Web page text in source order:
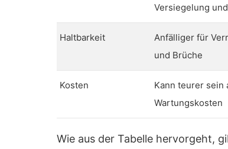
Versiegelung
Haltbarkeit
Anfälliger für
und Brüche
Kosten
Kann teurer sein
Wartungskosten
Wie aus der Tabelle hervorgeht,